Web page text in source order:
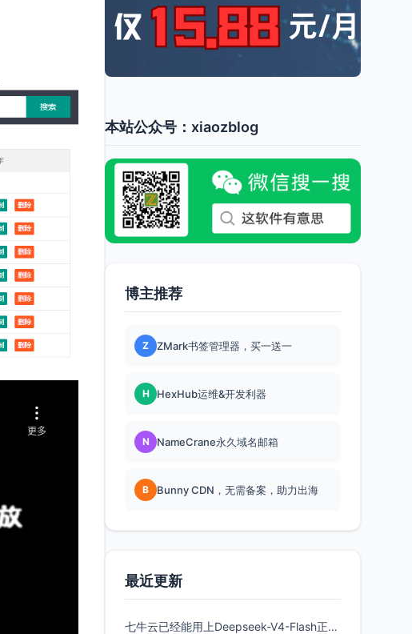
本站公众号：xiaozblog
博主推荐
Z ZMark书签管理器，买一送一
H HexHub运维&开发利器
N NameCrane永久域名邮箱
B Bunny CDN，无需备案，助力出海
最近更新
七牛云已经能用上Deepseek-V4-Flash正式版了，点此领取300万Token